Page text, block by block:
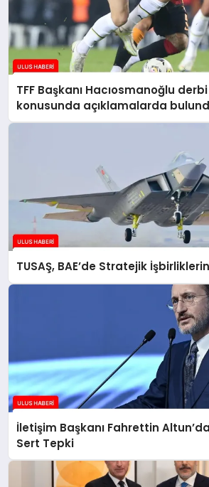
TFF Başkanı Hacıosmanoğlu
konusunda açıklamalarda
TUSAŞ, BAE’de Stratejik
İletişim Başkanı Fahrettin
Sert Tepki